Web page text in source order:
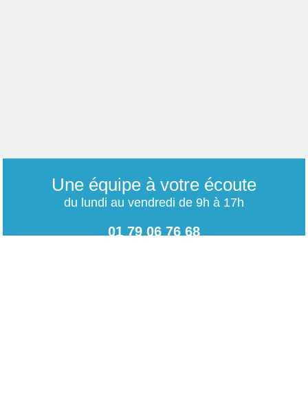
Une équipe à votre écoute
du lundi au vendredi de 9h à 17h
01 79 06 76 68